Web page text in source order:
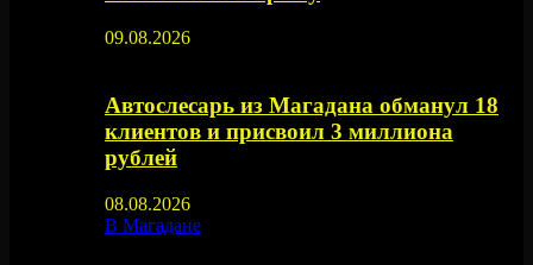
09.08.2026
Автослесарь из Магадана обманул 18
клиентов и присвоил 3 миллиона
рублей
08.08.2026
В Магадане